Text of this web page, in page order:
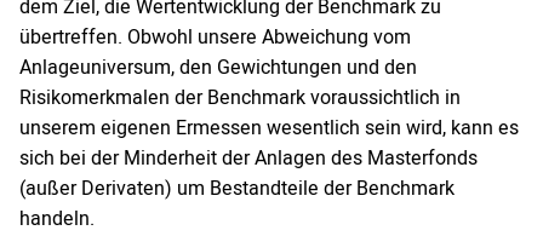
dem Ziel, die Wertentwicklung der Benchmark zu
übertreffen. Obwohl unsere Abweichung vom
Anlageuniversum, den Gewichtungen und den
Risikomerkmalen der Benchmark voraussichtlich in
unserem eigenen Ermessen wesentlich sein wird, kann es
sich bei der Minderheit der Anlagen des Masterfonds
(außer Derivaten) um Bestandteile der Benchmark
handeln.